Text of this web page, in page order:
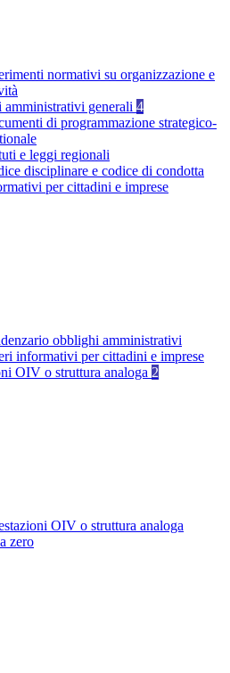
normativi su organizzazione e
amministrativi generali 4
di programmazione strategico-
e leggi regionali
disciplinare e codice di condotta
per cittadini e imprese
obblighi amministrativi
informativi per cittadini e imprese
OIV o struttura analoga 2
OIV o struttura analoga
zero